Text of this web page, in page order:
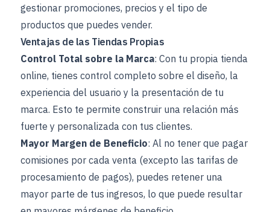
gestionar promociones, precios y el tipo de
productos que puedes vender.
Ventajas de las Tiendas Propias
Control Total sobre la Marca: Con tu propia tienda
online, tienes control completo sobre el diseño, la
experiencia del usuario y la presentación de tu
marca. Esto te permite construir una relación más
fuerte y personalizada con tus clientes.
Mayor Margen de Beneficio: Al no tener que pagar
comisiones por cada venta (excepto las tarifas de
procesamiento de pagos), puedes retener una
mayor parte de tus ingresos, lo que puede resultar